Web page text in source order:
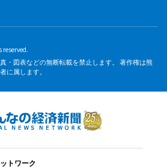
reserved.
・図表などの無断転載を禁止します。 著作権は熊
に属します。
トワーク